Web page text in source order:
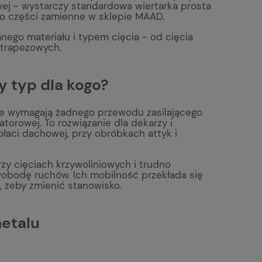
- wystarczy standardowa wiertarka prosta
zamienne w sklepie MAAD.
materiału i typem cięcia - od cięcia
typ dla kogo?
wymagają żadnego przewodu zasilającego
To rozwiązanie dla dekarzy i
dachowej, przy obróbkach attyk i
cięciach krzywoliniowych i trudno
ruchów. Ich mobilność przekłada się
zmienić stanowisko.